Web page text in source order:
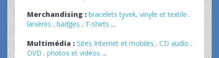
Merchandising : bracelets tyvek, vinyle et textile .
lanières . badges . T-shirts ...
Multimédia : Sites Internet et mobiles . CD audio .
DVD . photos et vidéos ...